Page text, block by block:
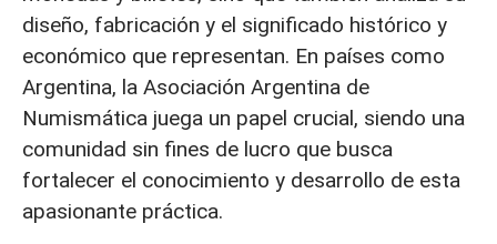
diseño, fabricación y el significado histórico y
económico que representan. En países como
Argentina, la Asociación Argentina de
Numismática juega un papel crucial, siendo una
comunidad sin fines de lucro que busca
fortalecer el conocimiento y desarrollo de esta
apasionante práctica.